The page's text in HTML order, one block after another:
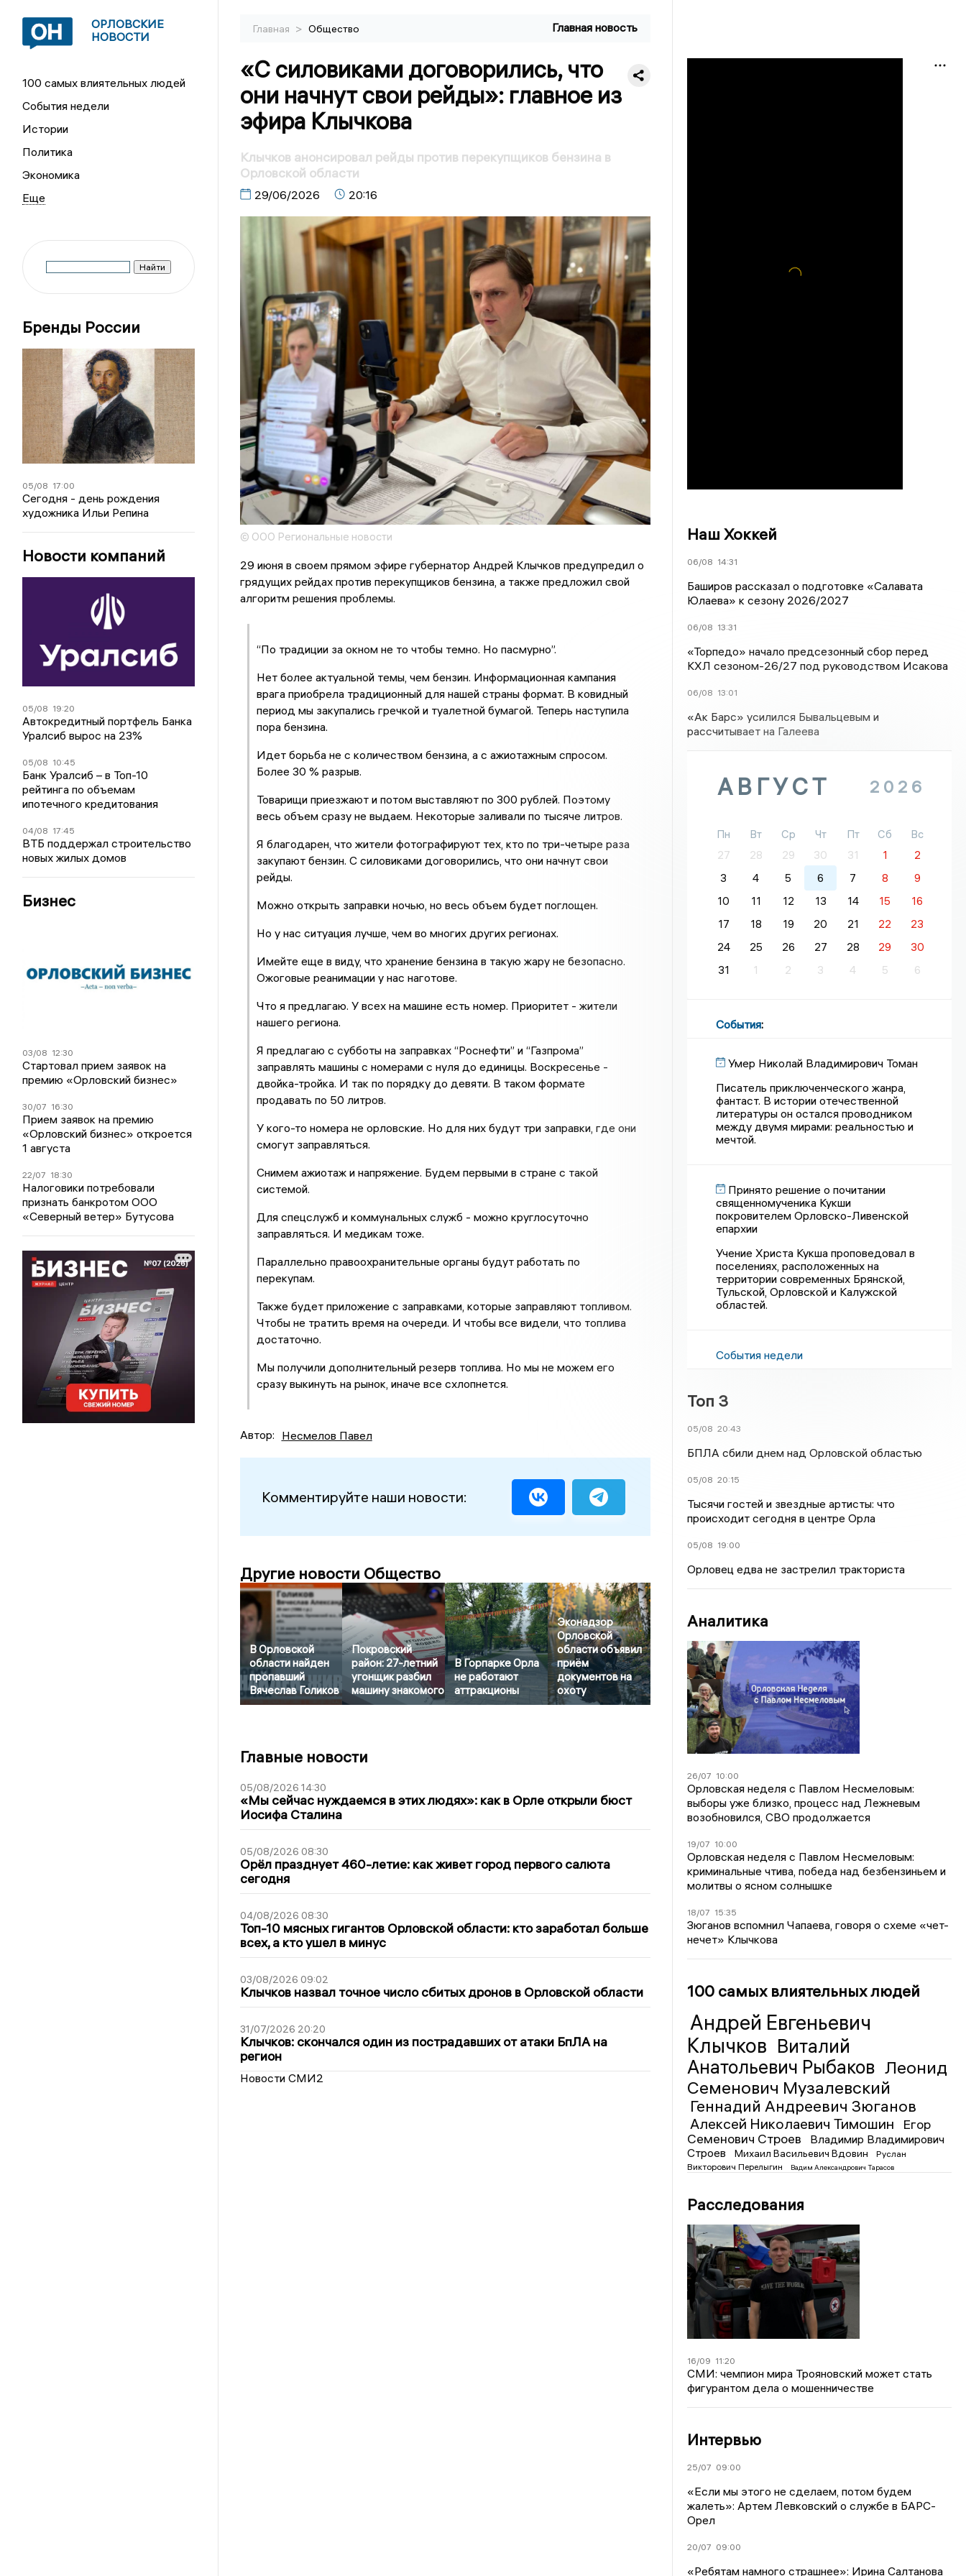
ОРЛОВСКИЕ
НОВОСТИ
100 самых влиятельных людей
События недели
Истории
Политика
Экономика
Бренды России
05/08 17:00
Сегодня - день рождения
художника Ильи Репина
Новости компаний
05/08 19:20
Автокредитный портфель Банка
Уралсиб вырос на 23%
05/08 10:45
Банк Уралсиб – в Топ-10
рейтинга по объемам
ипотечного кредитования
04/08 17:45
ВТБ поддержал строительство
новых жилых домов
Бизнес
03/08 12:30
Стартовал прием заявок на
премию «Орловский бизнес»
30/07 16:30
Прием заявок на премию
«Орловский бизнес» откроется
1 августа
22/07 18:30
Налоговики потребовали
признать банкротом ООО
«Северный ветер» Бутусова
Главная > Общество Главная новость
«С силовиками договорились, что
они начнут свои рейды»: главное из
эфира Клычкова
Клычков анонсировал рейды против перекупщиков бензина в
Орловской области
29/06/2026 20:16
© ООО Региональные новости
29 июня в своем прямом эфире губернатор Андрей Клычков предупредил о
грядущих рейдах против перекупщиков бензина, а также предложил свой
алгоритм решения проблемы.
“По традиции за окном не то чтобы темно. Но пасмурно”.
Нет более актуальной темы, чем бензин. Информационная кампания
врага приобрела традиционный для нашей страны формат. В ковидный
период мы закупались гречкой и туалетной бумагой. Теперь наступила
пора бензина.
Идет борьба не с количеством бензина, а с ажиотажным спросом.
Более 30 % разрыв.
Товарищи приезжают и потом выставляют по 300 рублей. Поэтому
весь объем сразу не выдаем. Некоторые заливали по тысяче литров.
Я благодарен, что жители фотографируют тех, кто по три-четыре раза
закупают бензин. С силовиками договорились, что они начнут свои
рейды.
Можно открыть заправки ночью, но весь объем будет поглощен.
Но у нас ситуация лучше, чем во многих других регионах.
Имейте еще в виду, что хранение бензина в такую жару не безопасно.
Ожоговые реанимации у нас наготове.
Что я предлагаю. У всех на машине есть номер. Приоритет - жители
нашего региона.
Я предлагаю с субботы на заправках “Роснефти” и “Газпрома”
заправлять машины с номерами с нуля до единицы. Воскресенье -
двойка-тройка. И так по порядку до девяти. В таком формате
продавать по 50 литров.
У кого-то номера не орловские. Но для них будут три заправки, где они
смогут заправляться.
Снимем ажиотаж и напряжение. Будем первыми в стране с такой
системой.
Для спецслужб и коммунальных служб - можно круглосуточно
заправляться. И медикам тоже.
Параллельно правоохранительные органы будут работать по
перекупам.
Также будет приложение с заправками, которые заправляют топливом.
Чтобы не тратить время на очереди. И чтобы все видели, что топлива
достаточно.
Мы получили дополнительный резерв топлива. Но мы не можем его
сразу выкинуть на рынок, иначе все схлопнется.
Автор: Несмелов Павел
Комментируйте наши новости:
Другие новости Общество
В Орловской
области найден
пропавший
Вячеслав Голиков
Покровский
район: 27-летний
угонщик разбил
машину знакомого
В Горпарке Орла
не работают
аттракционы
Эконадзор
Орловской
области объявил
приём
документов на
охоту
Главные новости
05/08/2026 14:30
«Мы сейчас нуждаемся в этих людях»: как в Орле открыли бюст
Иосифа Сталина
05/08/2026 08:30
Орёл празднует 460-летие: как живет город первого салюта
сегодня
04/08/2026 08:30
Топ-10 мясных гигантов Орловской области: кто заработал больше
всех, а кто ушел в минус
03/08/2026 09:02
Клычков назвал точное число сбитых дронов в Орловской области
31/07/2026 20:20
Клычков: скончался один из пострадавших от атаки БпЛА на
регион
Новости СМИ2
Наш Хоккей
06/08 14:31
Баширов рассказал о подготовке «Салавата
Юлаева» к сезону 2026/2027
06/08 13:31
«Торпедо» начало предсезонный сбор перед
КХЛ сезоном-26/27 под руководством Исакова
06/08 13:01
«Ак Барс» усилился Бывальцевым и
рассчитывает на Галеева
АВГУСТ 2026
Пн Вт Ср Чт Пт Сб
Вс
27
28 29 30 31 1
2
3
4 5 6 7 8
9
10
11 12 13 14 15
16
17
18 19 20 21 22
23
24
25 26 27 28 29
30
31
1 2 3 4 5 6
События:
Умер Николай Владимирович Томан
Писатель приключенческого жанра,
фантаст. В истории отечественной
литературы он остался проводником
между двумя мирами: реальностью и
мечтой.
Принято решение о почитании
священномученика Кукши
покровителем Орловско-Ливенской
епархии
Учение Христа Кукша проповедовал в
поселениях, расположенных на
территории современных Брянской,
Тульской, Орловской и Калужской
областей.
События недели
Топ 3
05/08 20:43
БПЛА сбили днем над Орловской областью
05/08 20:15
Тысячи гостей и звездные артисты: что
происходит сегодня в центре Орла
05/08 19:00
Орловец едва не застрелил тракториста
Аналитика
26/07 10:00
Орловская неделя с Павлом Несмеловым:
выборы уже близко, процесс над Лежневым
возобновился, СВО продолжается
19/07 10:00
Орловская неделя с Павлом Несмеловым:
криминальные чтива, победа над безбензиньем и
молитвы о ясном солнышке
18/07 15:35
Зюганов вспомнил Чапаева, говоря о схеме «чет-
нечет» Клычкова
100 самых влиятельных людей
Андрей Евгеньевич
Клычков Виталий
Анатольевич Рыбаков Леонид
Семенович Музалевский
Геннадий Андреевич Зюганов
Алексей Николаевич Тимошин
Егор
Семенович Строев
Владимир Владимирович
Строев
Михаил Васильевич Вдовин
Руслан
Викторович Перелыгин
Вадим Александрович Тарасов
Расследования
16/09 11:20
СМИ: чемпион мира Трояновский может стать
фигурантом дела о мошенничестве
Интервью
25/07 09:00
«Если мы этого не сделаем, потом будем
жалеть»: Артем Левковский о службе в БАРС-
Орел
20/07 09:00
«Ребятам намного страшнее»: Ирина Салтанова